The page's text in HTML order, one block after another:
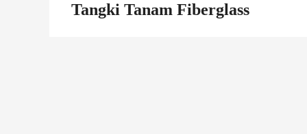
Tangki Tanam Fiberglass